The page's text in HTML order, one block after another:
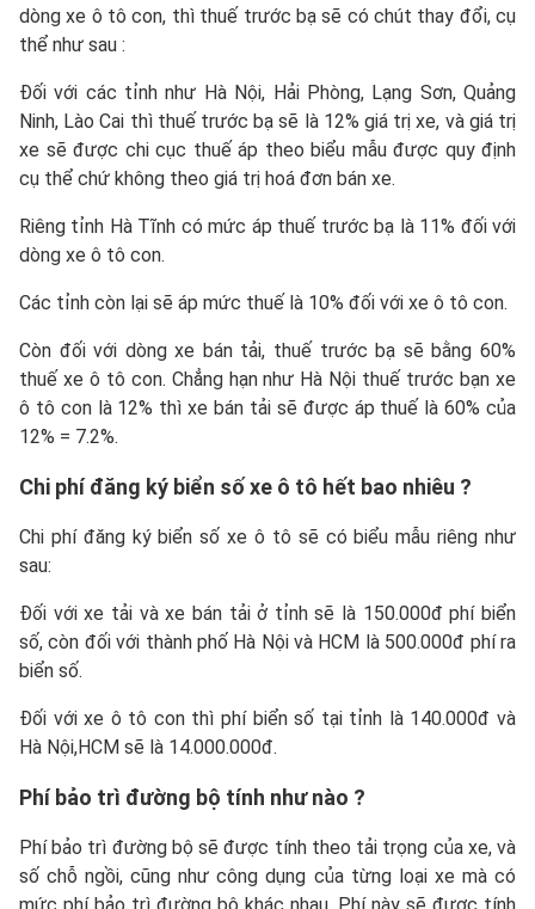
dòng xe ô tô con, thì thuế trước bạ sẽ có chút thay đổi, cụ
thể như sau :
Đối với các tỉnh như Hà Nội, Hải Phòng, Lạng Sơn, Quảng
Ninh, Lào Cai thì thuế trước bạ sẽ là 12% giá trị xe, và giá trị
xe sẽ được chi cục thuế áp theo biểu mẫu được quy định
cụ thể chứ không theo giá trị hoá đơn bán xe.
Riêng tỉnh Hà Tĩnh có mức áp thuế trước bạ là 11% đối với
dòng xe ô tô con.
Các tỉnh còn lại sẽ áp mức thuế là 10% đối với xe ô tô con.
Còn đối với dòng xe bán tải, thuế trước bạ sẽ bằng 60%
thuế xe ô tô con. Chẳng hạn như Hà Nội thuế trước bạn xe
ô tô con là 12% thì xe bán tải sẽ được áp thuế là 60% của
12% = 7.2%.
Chi phí đăng ký biển số xe ô tô hết bao nhiêu ?
Chi phí đăng ký biển số xe ô tô sẽ có biểu mẫu riêng như
sau:
Đối với xe tải và xe bán tải ở tỉnh sẽ là 150.000đ phí biển
số, còn đối với thành phố Hà Nội và HCM là 500.000đ phí ra
biển số.
Đối với xe ô tô con thì phí biển số tại tỉnh là 140.000đ và
Hà Nội,HCM sẽ là 14.000.000đ.
Phí bảo trì đường bộ tính như nào ?
Phí bảo trì đường bộ sẽ được tính theo tải trọng của xe, và
số chỗ ngồi, cũng như công dụng của từng loại xe mà có